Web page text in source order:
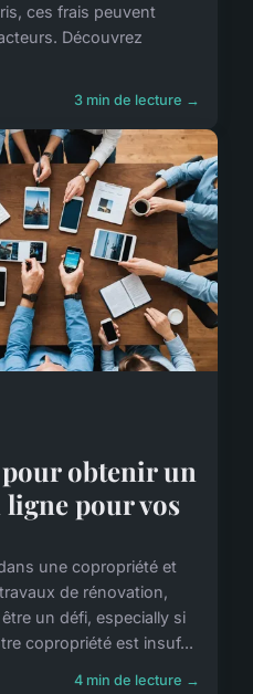
ces frais peuvent
Découvrez
3 min de lecture →
obtenir un
pour vos
une copropriété et
de rénovation,
un défi, especially si
copropriété est insuf...
4 min de lecture →